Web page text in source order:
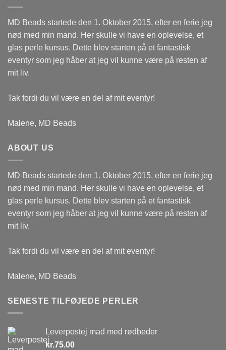
MD Beads startede den 1. Oktober 2015, efter en ferie jeg
nød med min mand. Her skulle vi have en oplevelse, et
glas perle kursus. Dette blev starten på et fantastisk
eventyr som jeg håber at jeg vil kunne være på resten af
mit liv.
Tak fordi du vil være en del af mit eventyr!
Malene, MD Beads
ABOUT US
MD Beads startede den 1. Oktober 2015, efter en ferie jeg
nød med min mand. Her skulle vi have en oplevelse, et
glas perle kursus. Dette blev starten på et fantastisk
eventyr som jeg håber at jeg vil kunne være på resten af
mit liv.
Tak fordi du vil være en del af mit eventyr!
Malene, MD Beads
SENESTE TILFØJEDE PERLER
Leverpostej mad med rødbeder
kr.75.00